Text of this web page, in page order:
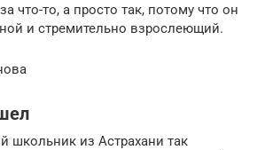
что-то, а просто так, потому что он
и стремительно взрослеющий.
школьник из Астрахани так